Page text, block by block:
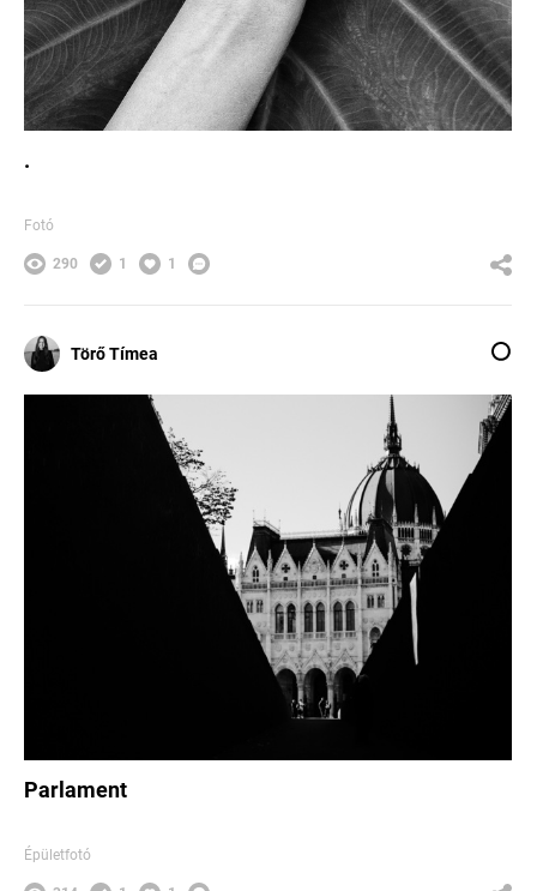
.
Fotó
290 1 1
Törő Tímea
Parlament
Épületfotó